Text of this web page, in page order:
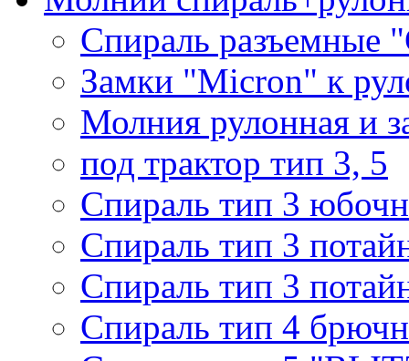
Спираль разъемные
Замки "Micron" к
Молния рулонная и
под трактор тип 3, 5
Спираль тип 3
Спираль тип 3
Спираль тип 3
Спираль тип 4